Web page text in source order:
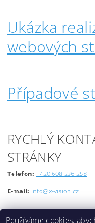
Ukázka
webových
Případové
RYCHLÝ
STRÁNKY
Telefon: +420 608 236 258
E-mail: info@x-vision.cz
Používáme cookies,